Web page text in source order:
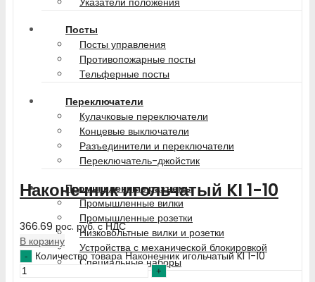
Посты
Посты управления
Противопожарные посты
Тельферные посты
Переключатели
Кулачковые переключатели
Концевые выключатели
Разъединители и переключатели
Переключатель-джойстик
Промышленные разъемы
Промышленные вилки
Промышленные розетки
Низковольтные вилки и розетки
Устройства с механической блокировкой
Специальные наборы
Наконечник игольчатый KI 1-10
366.69 рос. руб.с НДС
В корзину
Количество товара Наконечник игольчатый KI 1-10